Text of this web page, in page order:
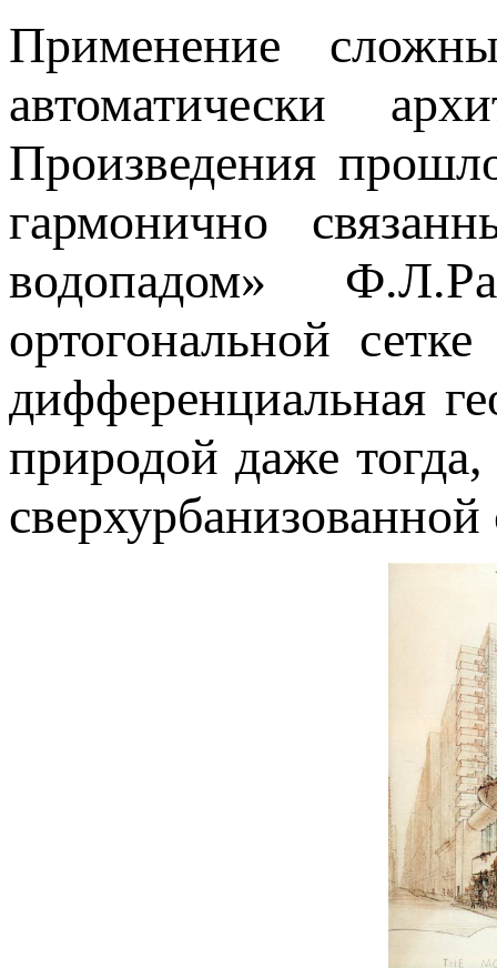
Применение
автоматически
Произведения
гармонично
водопадом»
ортогональной
дифференциальная
природой даже
сверхурбанизованной